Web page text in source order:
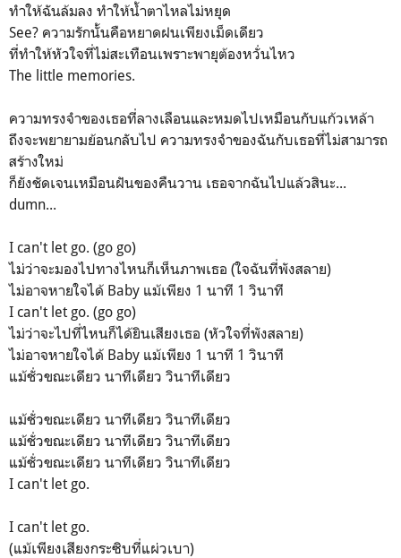
ทำให้ฉันล้มลง ทำให้น้ำตาไหลไม่หยุด
See? ความรักนั้นคือหยาดฝนเพียงเม็ดเดียว
ที่ทำให้หัวใจที่ไม่สะเทือนเพราะพายุต้องหวั่นไหว
The little memories.
ความทรงจำของเธอที่ลางเลือนและหมดไปเหมือนกับแก้วเหล้า
ถึงจะพยายามย้อนกลับไป ความทรงจำของฉันกับเธอที่ไม่สามารถ
สร้างใหม่
ก็ยังชัดเจนเหมือนฝันของคืนวาน เธอจากฉันไปแล้วสินะ...
dumn...
I can't let go. (go go)
ไม่ว่าจะมองไปทางไหนก็เห็นภาพเธอ (ใจฉันที่พังสลาย)
ไม่อาจหายใจได้ Baby แม้เพียง 1 นาที 1 วินาที
I can't let go. (go go)
ไม่ว่าจะไปที่ไหนก็ได้ยินเสียงเธอ (หัวใจที่พังสลาย)
ไม่อาจหายใจได้ Baby แม้เพียง 1 นาที 1 วินาที
แม้ชั่วขณะเดียว นาทีเดียว วินาทีเดียว
แม้ชั่วขณะเดียว นาทีเดียว วินาทีเดียว
แม้ชั่วขณะเดียว นาทีเดียว วินาทีเดียว
แม้ชั่วขณะเดียว นาทีเดียว วินาทีเดียว
I can't let go.
I can't let go.
(แม้เพียงเสียงกระซิบที่แผ่วเบา)